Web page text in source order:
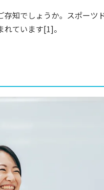
知でしょうか。スポーツ
ています[1]。